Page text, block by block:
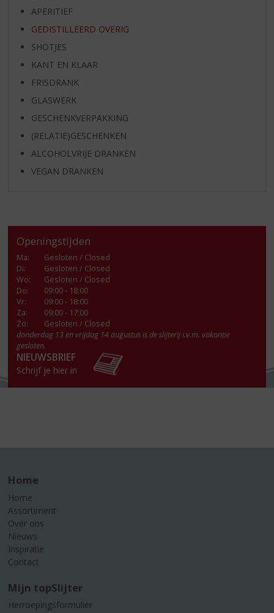
APERITIEF
GEDISTILLEERD OVERIG
SHOTJES
KANT EN KLAAR
FRISDRANK
GLASWERK
GESCHENKVERPAKKING
(RELATIE)GESCHENKEN
ALCOHOLVRIJE DRANKEN
VEGAN DRANKEN
Openingstijden
Ma:
Gesloten / Closed
Di:
Gesloten / Closed
Wo:
Gesloten / Closed
Do:
09:00 - 18:00
Vr:
09:00 - 18:00
Za:
09:00 - 17:00
Zo:
Gesloten / Closed
donderdag 13 en vrijdag 14 augustus is de slijterij i.v.m. vakantie
gesloten.
NIEUWSBRIEF
Schrijf je hier in
Home
Home
Assortiment
Over ons
Nieuws
Inspiratie
Contact
Mijn topSlijter
Herroepingsformulier